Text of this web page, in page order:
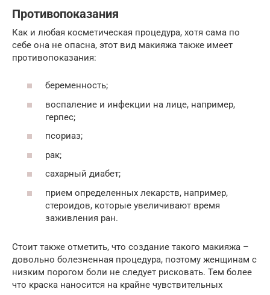
Противопоказания
Как и любая косметическая процедура, хотя сама по
себе она не опасна, этот вид макияжа также имеет
противопоказания:
беременность;
воспаление и инфекции на лице, например,
герпес;
псориаз;
рак;
сахарный диабет;
прием определенных лекарств, например,
стероидов, которые увеличивают время
заживления ран.
Стоит также отметить, что создание такого макияжа –
довольно болезненная процедура, поэтому женщинам с
низким порогом боли не следует рисковать. Тем более
что краска наносится на крайне чувствительных